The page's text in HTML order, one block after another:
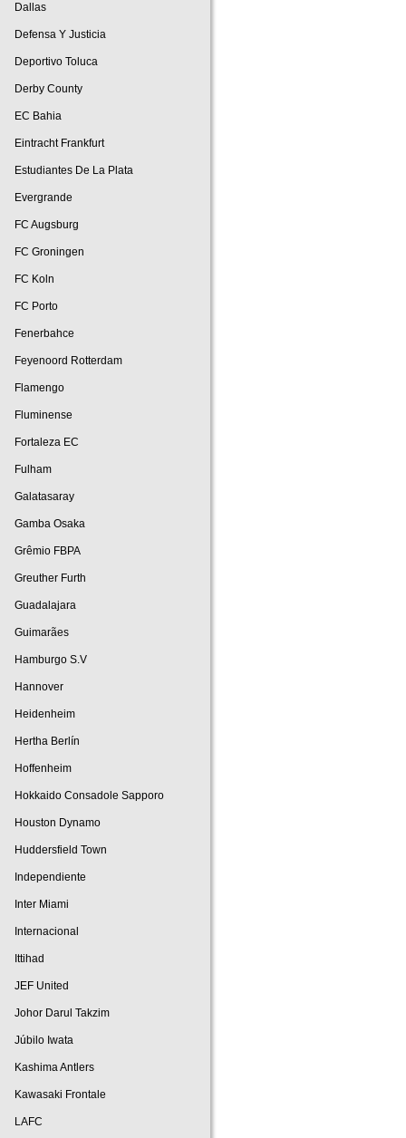
Dallas
Defensa Y Justicia
Deportivo Toluca
Derby County
EC Bahia
Eintracht Frankfurt
Estudiantes De La Plata
Evergrande
FC Augsburg
FC Groningen
FC Koln
FC Porto
Fenerbahce
Feyenoord Rotterdam
Flamengo
Fluminense
Fortaleza EC
Fulham
Galatasaray
Gamba Osaka
Grêmio FBPA
Greuther Furth
Guadalajara
Guimarães
Hamburgo S.V
Hannover
Heidenheim
Hertha Berlín
Hoffenheim
Hokkaido Consadole Sapporo
Houston Dynamo
Huddersfield Town
Independiente
Inter Miami
Internacional
Ittihad
JEF United
Johor Darul Takzim
Júbilo Iwata
Kashima Antlers
Kawasaki Frontale
LAFC